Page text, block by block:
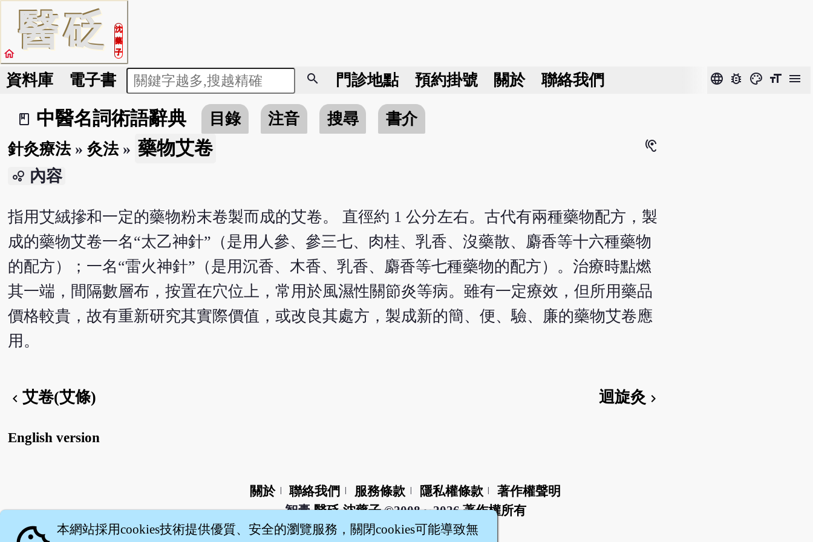
醫砭
沈
藥
子
home
資料庫 電子書 search 門診地點 預約掛號 關於 聯絡我們 language bug_report color_lens format_size menu
book_2
中醫名詞術語辭典 目錄 注音 搜尋
書介
針灸療法» 灸法» 藥物艾卷 hearing
bubble_chart 內容
指用艾絨摻和一定的藥物粉末卷製而成的艾卷。 直徑約 1 公分左右。古代有兩種藥物配方，製
成的藥物艾卷一名“太乙神針”（是用人參、參三七、肉桂、乳香、沒藥散、麝香等十六種藥物
的配方）；一名“雷火神針”（是用沉香、木香、乳香、麝香等七種藥物的配方）。治療時點燃
其一端，間隔數層布，按置在穴位上，常用於風濕性關節炎等病。雖有一定療效，但所用藥品
價格較貴，故有重新研究其實際價值，或改良其處方，製成新的簡、便、驗、廉的藥物艾卷應
用。
chevron_left 艾卷(艾條) 迴旋灸 chevron_right
English version
關於 聯絡我們 服務條款 隱私權條款
著作權聲明
智橐‧醫砭‧沈藥子©2008～2026著作權所有
本網站採用cookies技術提供優質、安全的瀏覽服務，關閉cookies可能導致無